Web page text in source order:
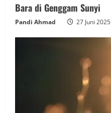
Bara di Genggam Sunyi
Pandi Ahmad 27 Juni 2025